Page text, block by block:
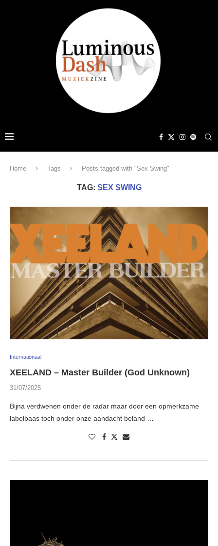
Home Tags Posts tagged with "Sex Swing"
TAG: SEX SWING
Internationaal
XEELAND – Master Builder (God Unknown)
31/07/2025
Bijna verdwenen onder de radar maar door een opmerkzame
labelbaas toch onder onze aandacht beland …